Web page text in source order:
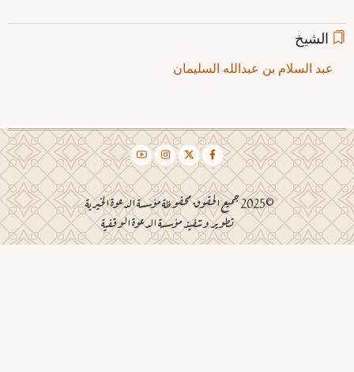
الشيخ
عبد السلام بن عبدالله السليمان
©2025 جميع الحقوق محفوظة مؤسسة الدعوة الخيرية
تطوير وتنفيذ مؤسسة الدعوة الوقفية